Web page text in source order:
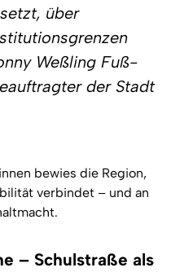
über
Weßling Fuß-
der Stadt
bewies die Region,
verbindet – und an
– Schulstraße als